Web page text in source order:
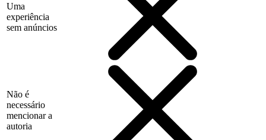
Uma
experiência
sem anúncios
Não é
necessário
mencionar a
autoria